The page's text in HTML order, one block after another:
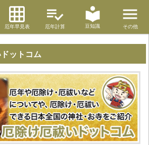
厄年早見表 厄年計算 豆知識 その他
ットコム